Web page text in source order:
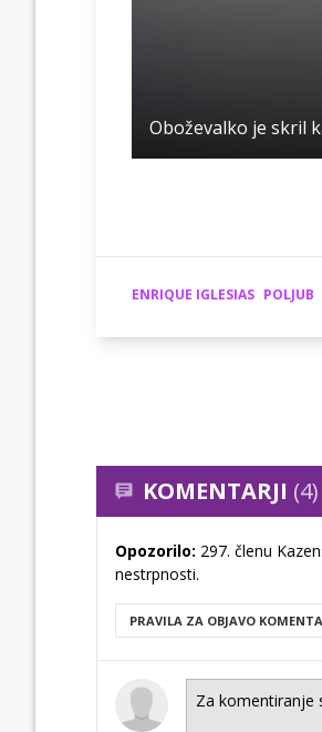
Oboževalko je skril
ENRIQUE IGLESIAS POLJUB
KOMENTARJI (4)
Opozorilo: 297. členu
nestrpnosti.
PRAVILA ZA OBJAVO